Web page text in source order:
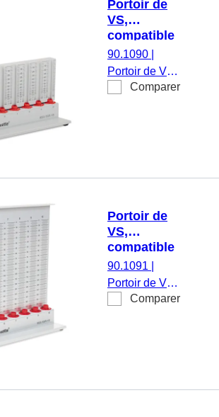
Portoir de
VS,
compatible
avec S-
Sedivette®,
10 postes
de mesure
90.1090
Portoir de VS,
compatible
Comparer
Portoir de
VS,
compatible
avec
Microvette®,
10 postes
de mesure
90.1091
Portoir de VS,
compatible
Comparer